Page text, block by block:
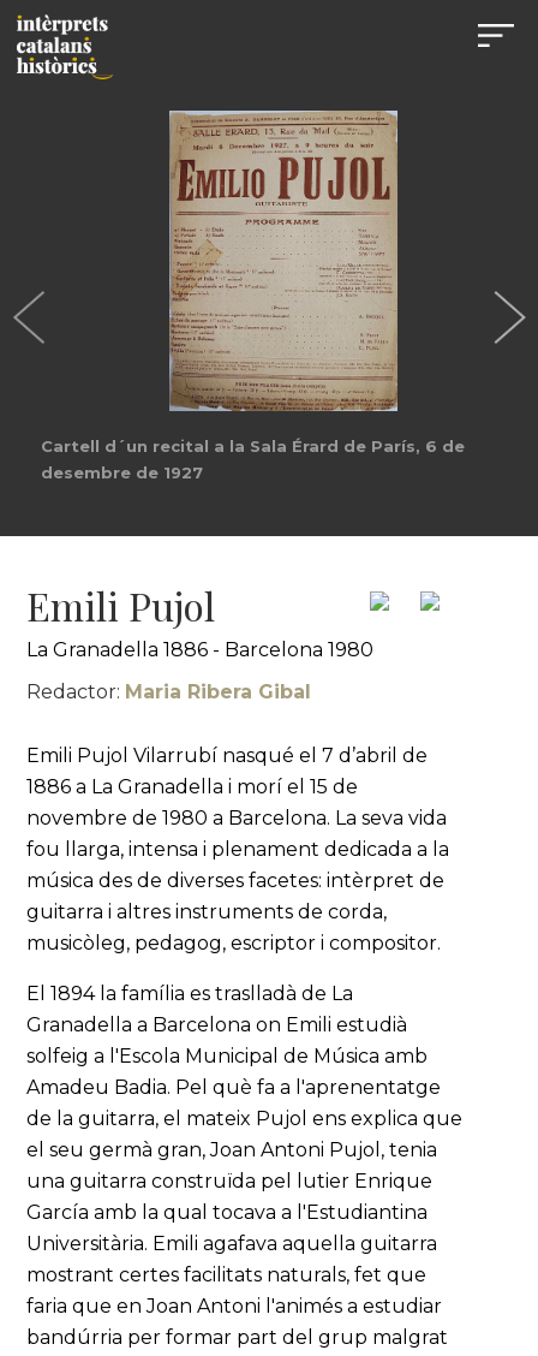
Cartell d´un recital a la Sala Érard de París, 6 de
desembre de 1927
Emili Pujol
La Granadella 1886 - Barcelona 1980
Redactor: Maria Ribera Gibal
Emili Pujol Vilarrubí nasqué el 7 d’abril de
1886 a La Granadella i morí el 15 de
novembre de 1980 a Barcelona. La seva vida
fou llarga, intensa i plenament dedicada a la
música des de diverses facetes: intèrpret de
guitarra i altres instruments de corda,
musicòleg, pedagog, escriptor i compositor.
El 1894 la família es traslladà de La
Granadella a Barcelona on Emili estudià
solfeig a l'Escola Municipal de Música amb
Amadeu Badia. Pel què fa a l'aprenentatge
de la guitarra, el mateix Pujol ens explica que
el seu germà gran, Joan Antoni Pujol, tenia
una guitarra construïda pel lutier Enrique
García amb la qual tocava a l'Estudiantina
Universitària. Emili agafava aquella guitarra
mostrant certes facilitats naturals, fet que
faria que en Joan Antoni l'animés a estudiar
bandúrria per formar part del grup malgrat